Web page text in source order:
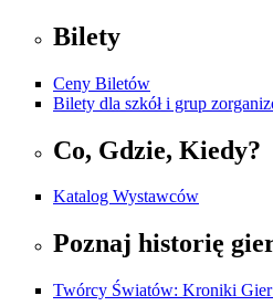
Bilety
Ceny Biletów
Bilety dla szkół i grup
Co, Gdzie, Kiedy?
Katalog Wystawców
Poznaj historię
Twórcy Światów: Kroniki